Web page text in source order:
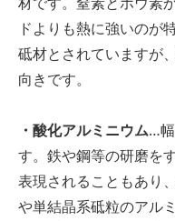
ドよりも熱に強いのが
砥材とされていますが
向きです。
・酸化アルミニウム…
す。鉄や鋼等の研磨を
表現されることもあり
や単結晶系砥粒のアル